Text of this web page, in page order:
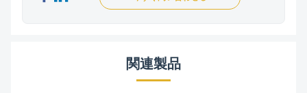
関連製品